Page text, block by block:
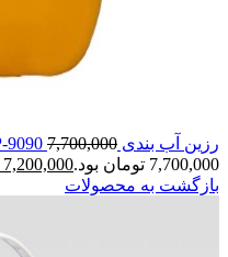
رزین آب بندی P-9090 7,700,000
7,700,000 تومان بود.
7,200,000
بازگشت به محصولات